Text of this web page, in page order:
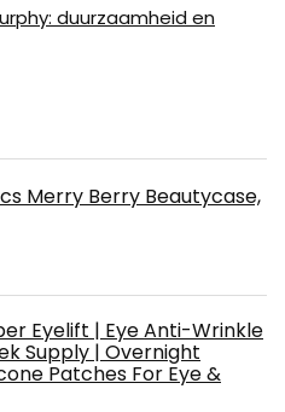
duurzaamheid en
Merry Berry Beautycase,
Eyelift | Eye Anti-Wrinkle
Supply | Overnight
Patches For Eye &